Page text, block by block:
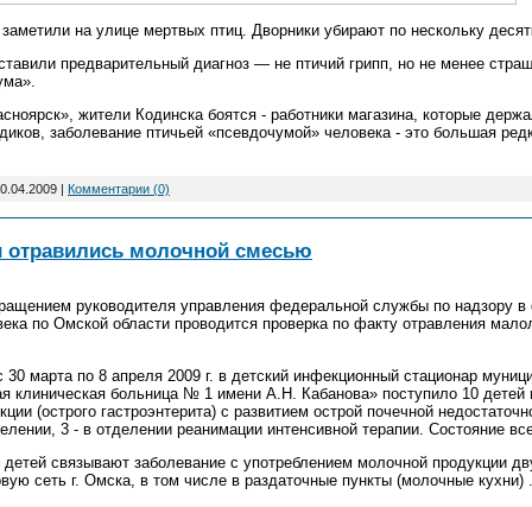
на улице мертвых птиц. Дворники убирают по нескольку
предварительный диагноз — не птичий грипп, но не менее
жители Кодинска боятся - работники магазина, которые
заболевание птичьей «псевдочумой» человека - это большая
| Комментарии (0)
молочной смесью
руководителя управления федеральной службы по надзору
по Омской области проводится проверка по факту отравления
30 марта по 8 апреля 2009 г. в детский инфекционный стационар
клиническая больница № 1 имени А.Н. Кабанова» поступило 10 детей
(острого гастроэнтерита) с развитием острой почечной
3 - в отделении реанимации интенсивной терапии. Состояние
связывают заболевание с употреблением молочной продукции
сеть г. Омска, в том числе в раздаточные пункты (молочные кухни)